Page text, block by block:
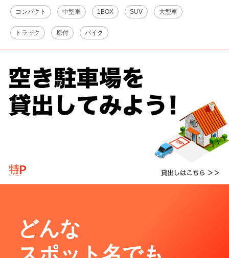
コンパクト 中型車 1BOX SUV 大型車
トラック 原付 バイク
どんな